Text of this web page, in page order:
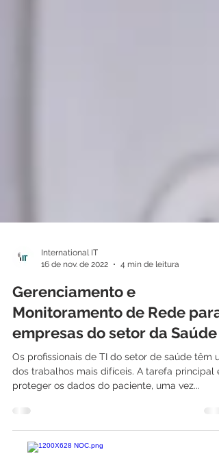
International IT
16 de nov. de 2022
4 min de leitura
Gerenciamento e
Monitoramento de Rede para
empresas do setor da Saúde
Os profissionais de TI do setor de saúde têm